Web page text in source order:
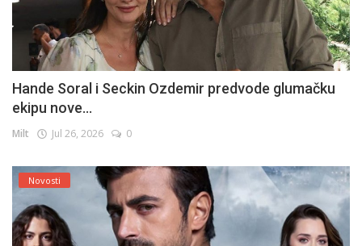
Hande Soral i Seckin Ozdemir predvode glumačku
ekipu nove...
Milt Jul 26, 2026 0
Novosti